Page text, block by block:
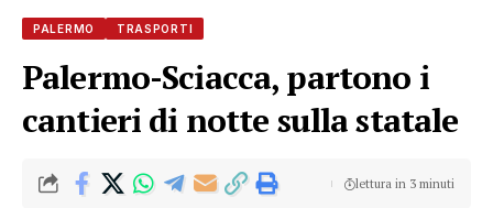
PALERMO TRASPORTI
Palermo-Sciacca, partono i
cantieri di notte sulla statale
lettura in 3 minuti